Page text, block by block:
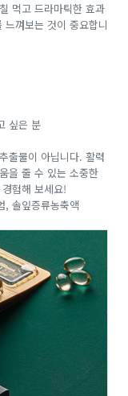
먹고 드라마틱한 효과
껴보는 것이 중요합니
싶은 분
출물이 아닙니다. 활력
을 줄 수 있는 소중한
험해 보세요!
, 솔잎증류농축액